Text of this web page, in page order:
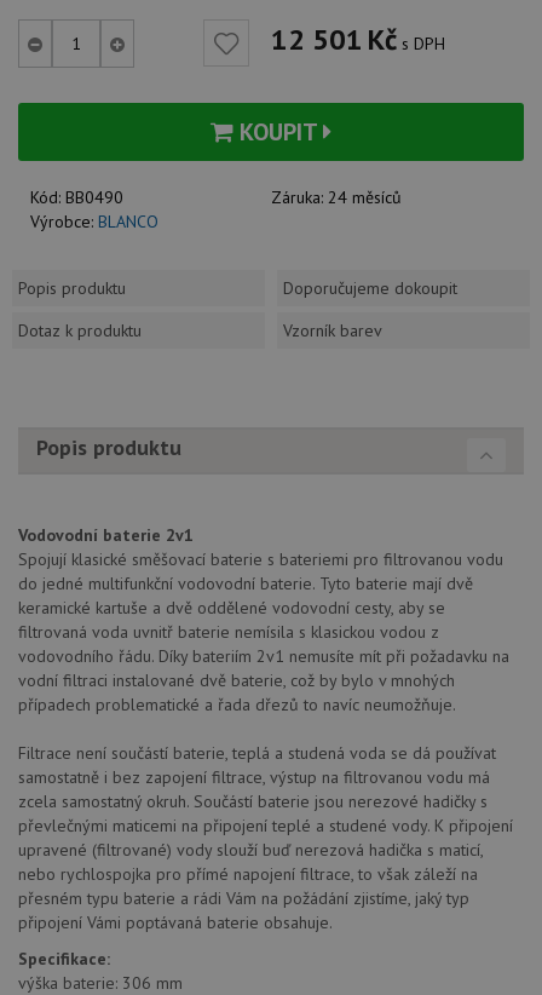
12 501 Kč s DPH
KOUPIT
Kód: BB0490 Záruka: 24 měsíců
Výrobce: BLANCO
Popis produktu
Doporučujeme dokoupit
Dotaz k produktu
Vzorník barev
Popis produktu
Vodovodní baterie 2v1
Spojují klasické směšovací baterie s bateriemi pro filtrovanou vodu
do jedné multifunkční vodovodní baterie. Tyto baterie mají dvě
keramické kartuše a dvě oddělené vodovodní cesty, aby se
filtrovaná voda uvnitř baterie nemísila s klasickou vodou z
vodovodního řádu. Díky bateriím 2v1 nemusíte mít při požadavku na
vodní filtraci instalované dvě baterie, což by bylo v mnohých
případech problematické a řada dřezů to navíc neumožňuje.
Filtrace není součástí baterie, teplá a studená voda se dá používat
samostatně i bez zapojení filtrace, výstup na filtrovanou vodu má
zcela samostatný okruh. Součástí baterie jsou nerezové hadičky s
převlečnými maticemi na připojení teplé a studené vody. K připojení
upravené (filtrované) vody slouží buď nerezová hadička s maticí,
nebo rychlospojka pro přímé napojení filtrace, to však záleží na
přesném typu baterie a rádi Vám na požádání zjistíme, jaký typ
připojení Vámi poptávaná baterie obsahuje.
Specifikace:
výška baterie: 306 mm